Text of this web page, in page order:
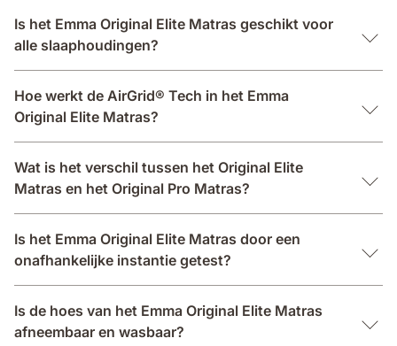
Is het Emma Original Elite Matras geschikt voor
alle slaaphoudingen?
Hoe werkt de AirGrid® Tech in het Emma
Original Elite Matras?
Wat is het verschil tussen het Original Elite
Matras en het Original Pro Matras?
Is het Emma Original Elite Matras door een
onafhankelijke instantie getest?
Is de hoes van het Emma Original Elite Matras
afneembaar en wasbaar?